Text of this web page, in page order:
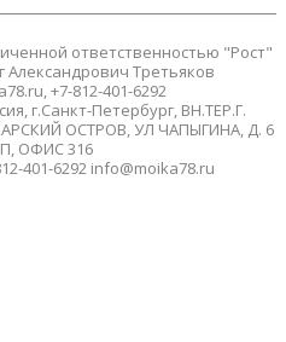
ответственностью "Рост"
Александрович Третьяков
+7-812-401-6292
г.Санкт-Петербург, ВН.ТЕР.Г.
ОСТРОВ, УЛ ЧАПЫГИНА, Д. 6
ОФИС 316
401-6292 info@moika78.ru